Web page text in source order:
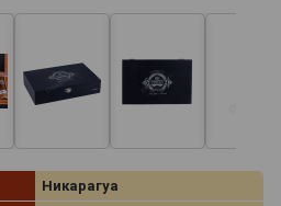
Никарагуа